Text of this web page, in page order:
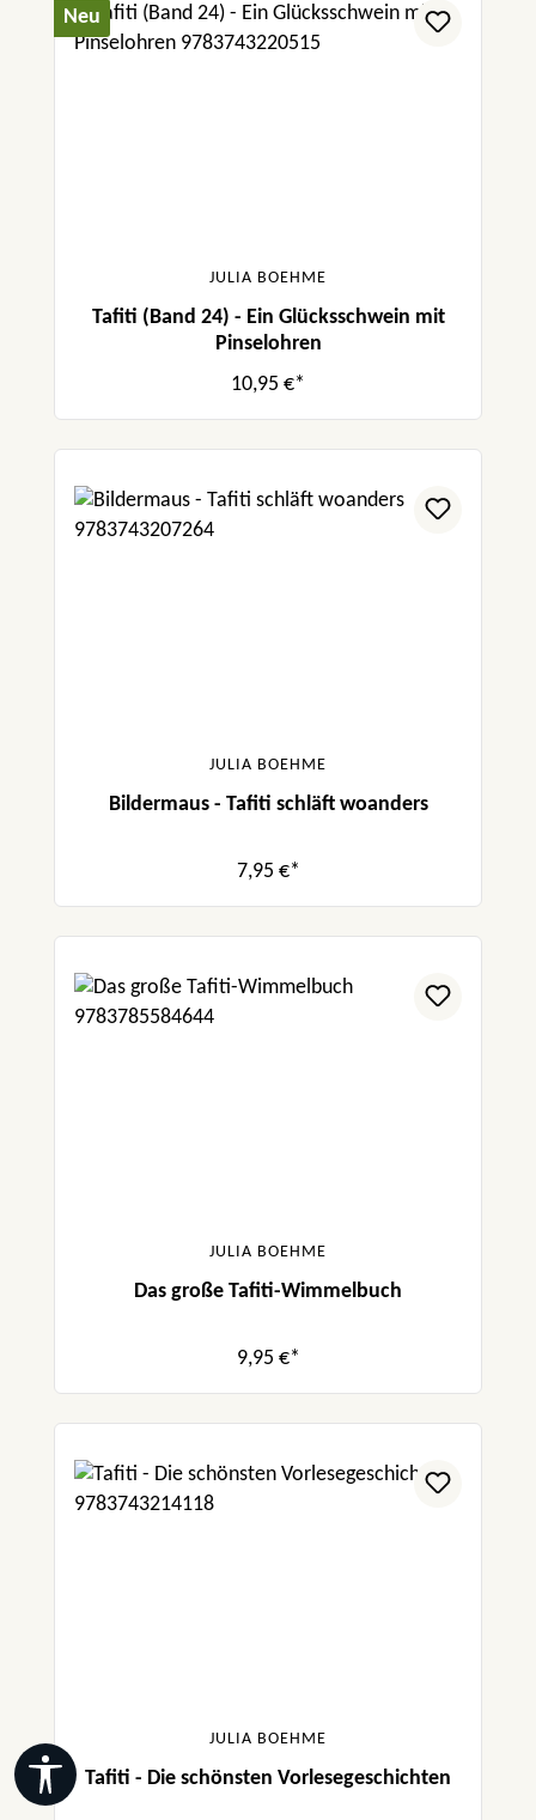
Neu
JULIA BOEHME
Tafiti (Band 24) - Ein Glücksschwein mit
Pinselohren
10,95 €*
JULIA BOEHME
Bildermaus - Tafiti schläft woanders
7,95 €*
JULIA BOEHME
Das große Tafiti-Wimmelbuch
9,95 €*
JULIA BOEHME
Tafiti - Die schönsten Vorlesegeschichten
Werkzeugleiste anzeigen